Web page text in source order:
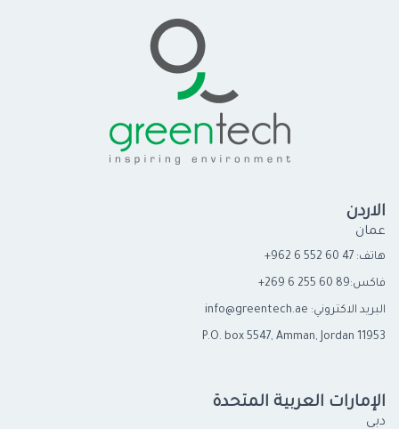
الاردن
عمان
هاتف: 47 60 552 6 962+
فاكس:89 60 255 6 269+
البريد الاكتروني: info@greentech.ae
P.O. box 5547, Amman, Jordan 11953
الإمارات العربية المتحدة
دبي